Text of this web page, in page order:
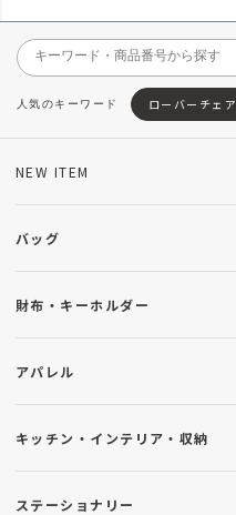
ローバーチェア
NEW ITEM
バッグ
財布・キーホルダー
アパレル
キッチン・インテリア・収納
ステーショナリー